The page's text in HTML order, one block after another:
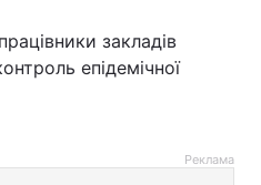
закладів
епідемічної
Реклама